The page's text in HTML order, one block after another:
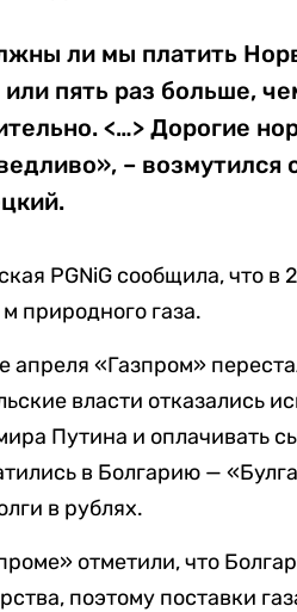
ли мы платить
пять раз больше,
<…> Дорогие
–
PGNiG сообщила, что в
природного газа.
апреля «Газпром»
власти отказались
Путина и оплачивать
в Болгарию —
в рублях.
отметили, что
поэтому поставки